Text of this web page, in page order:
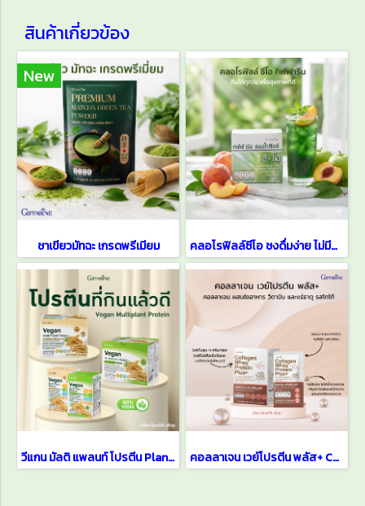
สินค้าเกี่ยวข้อง
New
ชาเขียวมัทฉะ เกรดพรีเมียม คลอโรฟิลล์ซีโอ ชงดื่มง่าย ไม่มีน้ำตาล
วีแกน มัลติ แพลนท์ โปรตีน Plant Based Protein คอลลาเจน เวย์โปรตีน พลัส+ Collagen Whey Protein Plus+